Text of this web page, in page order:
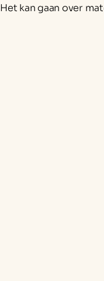
Het kan gaan over